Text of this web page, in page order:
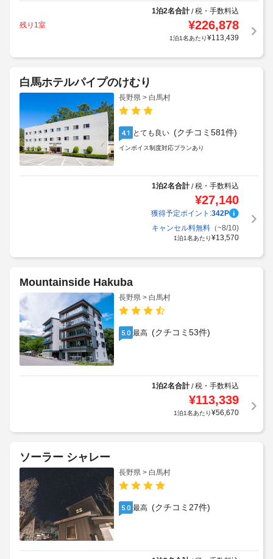
1泊2名合計/税・手数料込
残り1室
¥226,878
1泊1名あたり¥113,439
白馬ホテルパイプのけむり
長野県 > 白馬村
4.1 とても良い (クチコミ581件)
インボイス制度対応プランあり
1泊2名合計/税・手数料込
¥27,140
獲得予定ポイント:342P
キャンセル料無料（~8/10)
1泊1名あたり¥13,570
Mountainside Hakuba
長野県 > 白馬村
5.0 最高 (クチコミ53件)
1泊2名合計/税・手数料込
¥113,339
1泊1名あたり¥56,670
ソーラー シャレー
長野県 > 白馬村
5.0 最高 (クチコミ27件)